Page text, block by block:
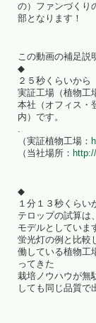
の）ファンづくり
部となります！
この動画の補足説
◆
２５秒くらいから
実証工場（植物工
本社（オフィス・
内）です。
.
（実証植物工場：
（当社場所：
◆
１分１３秒くらい
テロップの試算は
モデルとしていま
蛍光灯の例と比較
働している植物工
ってきた
栽培ノウハウが無
しても同じ品質で